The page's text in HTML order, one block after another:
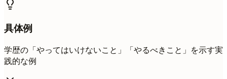
具体例
学歴の「やってはいけないこと」「やるべきこと」を示す実
践的な例